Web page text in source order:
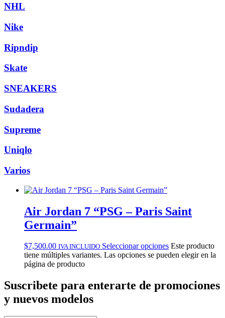
NHL
Nike
Ripndip
Skate
SNEAKERS
Sudadera
Supreme
Uniqlo
Varios
Air Jordan 7 “PSG – Paris Saint
Germain”
$7,500.00 IVA INCLUIDO Seleccionar opciones Este producto
tiene múltiples variantes. Las opciones se pueden elegir en la
página de producto
Suscribete para enterarte de promociones
y nuevos modelos